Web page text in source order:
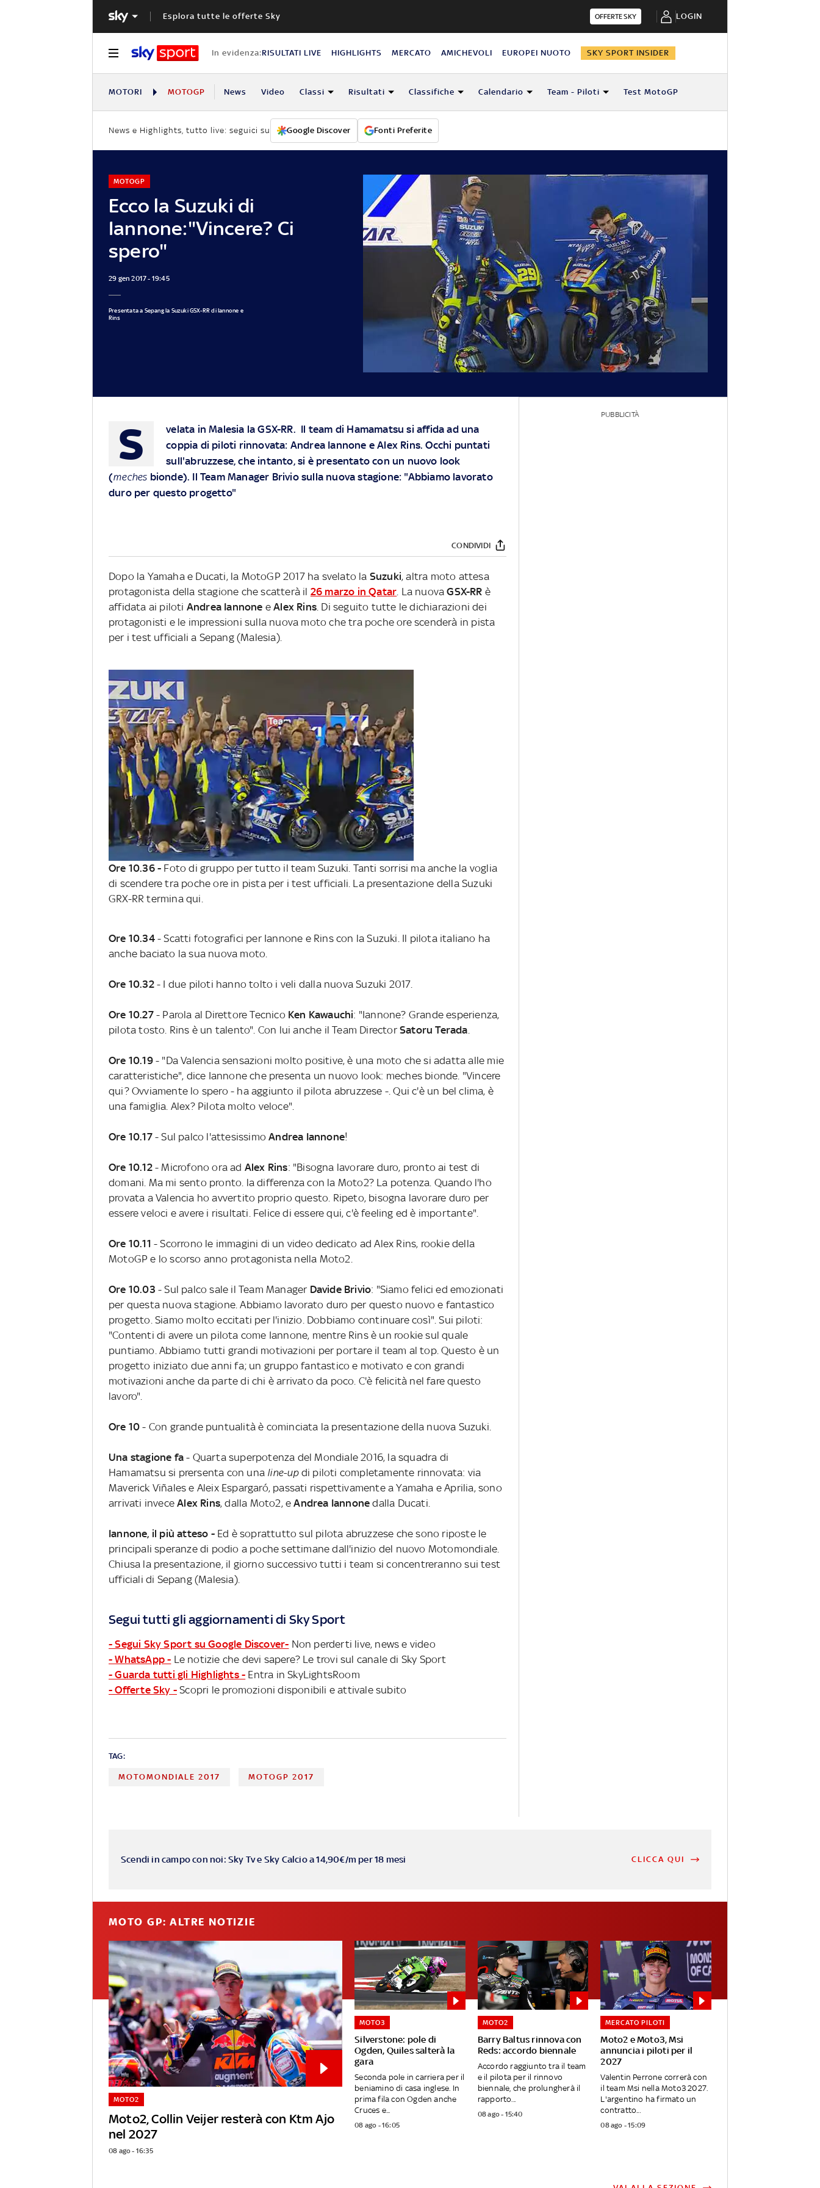
Esplora tutte le offerte Sky OFFERTE SKY LOGIN
In evidenza:RISULTATI LIVE HIGHLIGHTS MERCATO AMICHEVOLI EUROPEI NUOTO SKY SPORT INSIDER
MOTORI MOTOGP News Video Classi Risultati Classifiche Calendario Team - Piloti Test MotoGP
News e Highlights, tutto live: seguici su Google Discover Fonti Preferite
Ecco la Suzuki di
Iannone:"Vincere? Ci
spero"
MOTOGP
29 gen 2017 - 19:45
Presentata a Sepang la Suzuki GSX-RR di Iannone e
Rins
S velata in Malesia laGSX-RR. Il team di Hamamatsu si affida ad una
coppia di piloti rinnovata: Andrea Iannone e Alex Rins. Occhi puntati
sull'abruzzese, che intanto, si è presentato con un nuovo look
(meches bionde). Il Team Manager Brivio sulla nuova stagione: "Abbiamo lavorato
duro per questo progetto"
CONDIVIDI
Dopo la Yamaha e Ducati, la MotoGP 2017 ha svelato la Suzuki, altra moto attesa
protagonista della stagione che scatterà il 26 marzo in Qatar. La nuovaGSX-RR è
affidata ai piloti Andrea Iannone eAlex Rins. Di seguito tutte le dichiarazioni dei
protagonisti e le impressioni sulla nuova moto che tra poche ore scenderà in pista
per i test ufficiali a Sepang (Malesia).
Ore 10.36 - Foto di gruppo per tutto il team Suzuki. Tanti sorrisi ma anche la voglia
di scendere tra poche ore in pista per i test ufficiali. La presentazione della Suzuki
GRX-RR termina qui.
Ore 10.34- Scatti fotografici per Iannone e Rins con la Suzuki. Il pilota italiano ha
anche baciato la sua nuova moto.
Ore 10.32 - I due piloti hanno tolto i veli dalla nuova Suzuki 2017.
Ore 10.27 - Parola al Direttore Tecnico Ken Kawauchi: "Iannone? Grande esperienza,
pilota tosto. Rins è un talento". Con lui anche il Team Director Satoru Terada.
Ore 10.19- "Da Valencia sensazioni molto positive, è una moto che si adatta alle mie
caratteristiche", dice Iannone che presenta un nuovo look: meches bionde. "Vincere
qui? Ovviamente lo spero - ha aggiunto il pilota abruzzese -. Qui c'è un bel clima, è
una famiglia. Alex? Pilota molto veloce".
Ore 10.17 - Sul palco l'attesissimoAndrea Iannone!
Ore 10.12 - Microfono ora ad Alex Rins: "Bisogna lavorare duro, pronto ai test di
domani. Ma mi sento pronto. la differenza con la Moto2? La potenza. Quando l'ho
provata a Valencia ho avvertito proprio questo. Ripeto, bisogna lavorare duro per
essere veloci e avere i risultati. Felice di essere qui, c'è feeling ed è importante".
Ore 10.11 - Scorrono le immagini di un video dedicato ad Alex Rins, rookie della
MotoGP e lo scorso anno protagonista nella Moto2.
Ore 10.03 - Sul palco sale il Team Manager Davide Brivio: "Siamo felici ed emozionati
per questa nuova stagione. Abbiamo lavorato duro per questo nuovo e fantastico
progetto. Siamo molto eccitati per l'inizio. Dobbiamo continuare così". Sui piloti:
"Contenti di avere un pilota come Iannone, mentre Rins è un rookie sul quale
puntiamo. Abbiamo tutti grandi motivazioni per portare il team al top. Questo è un
progetto iniziato due anni fa; un gruppo fantastico e motivato e con grandi
motivazioni anche da parte di chi è arrivato da poco. C'è felicità nel fare questo
lavoro".
Ore 10 - Con grande puntualità è cominciata la presentazione della nuova Suzuki.
Una stagione fa- Quarta superpotenza del Mondiale 2016, la squadra di
Hamamatsu si prersenta con una line-updi piloti completamente rinnovata: via
Maverick Viñales e Aleix Espargaró, passati rispettivamente a Yamaha e Aprilia, sono
arrivati inveceAlex Rins, dalla Moto2, eAndrea Iannone dalla Ducati.
Iannone, il più atteso -Ed è soprattutto sul pilota abruzzese che sono riposte le
principali speranze di podio a poche settimane dall'inizio del nuovo Motomondiale.
Chiusa la presentazione, il giorno successivo tutti i team si concentreranno sui test
ufficiali di Sepang (Malesia).
Segui tutti gli aggiornamenti di Sky Sport
- Segui Sky Sport su Google Discover- Non perderti live, news e video
- WhatsApp - Le notizie che devi sapere? Le trovi sul canale di Sky Sport
- Guarda tutti gli Highlights - Entra in SkyLightsRoom
- Offerte Sky - Scopri le promozioni disponibili e attivale subito
TAG:
MOTOMONDIALE 2017 MOTOGP 2017
PUBBLICITÀ
Scendi in campo con noi: Sky Tv e Sky Calcio a 14,90€/m per 18 mesi CLICCA QUI
MOTO GP: ALTRE NOTIZIE
Moto2, Collin Veijer resterà con Ktm Ajo
nel 2027
MOTO2
08 ago - 16:35
Silverstone: pole di
Ogden, Quiles salterà la
gara
MOTO3
Seconda pole in carriera per il
beniamino di casa inglese. In
prima fila con Ogden anche
Cruces e...
08 ago - 16:05
Barry Baltus rinnova con
Reds: accordo biennale
MOTO2
Accordo raggiunto tra il team
e il pilota per il rinnovo
biennale, che prolungherà il
rapporto...
08 ago - 15:40
Moto2 e Moto3, Msi
annuncia i piloti per il
2027
MERCATO PILOTI
Valentin Perrone correrà con
il team Msi nella Moto3 2027.
L'argentino ha firmato un
contratto...
08 ago - 15:09